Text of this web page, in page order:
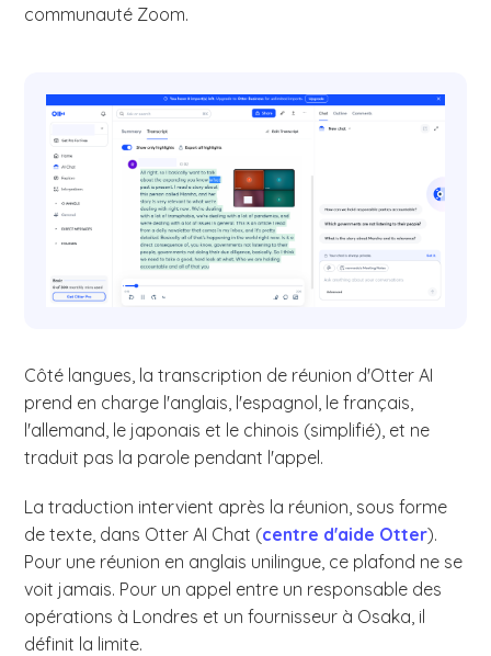
communauté Zoom.
Côté langues, la transcription de réunion d'Otter AI
prend en charge l'anglais, l'espagnol, le français,
l'allemand, le japonais et le chinois (simplifié), et ne
traduit pas la parole pendant l'appel.
La traduction intervient après la réunion, sous forme
de texte, dans Otter AI Chat (centre d'aide Otter).
Pour une réunion en anglais unilingue, ce plafond ne se
voit jamais. Pour un appel entre un responsable des
opérations à Londres et un fournisseur à Osaka, il
définit la limite.